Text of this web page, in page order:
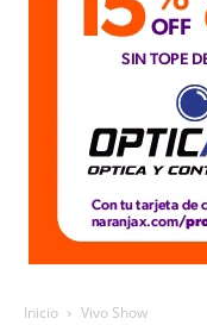
Inicio Vivo Show